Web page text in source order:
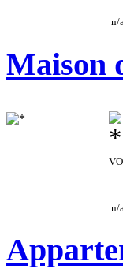
n/
Maison
n/a